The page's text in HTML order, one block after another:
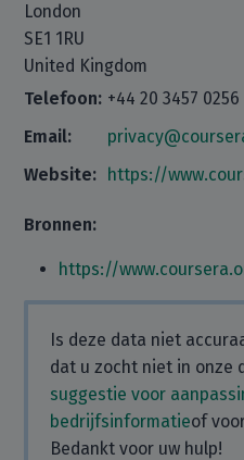
London
SE1 1RU
United Kingdom
Telefoon: +44 20 3457 0256
Email:
Website: https://
Bronnen:
https://
Is deze data niet
dat u zocht niet in onze
suggestie voor
bedrijfsinformatieof
Bedankt voor uw hulp!